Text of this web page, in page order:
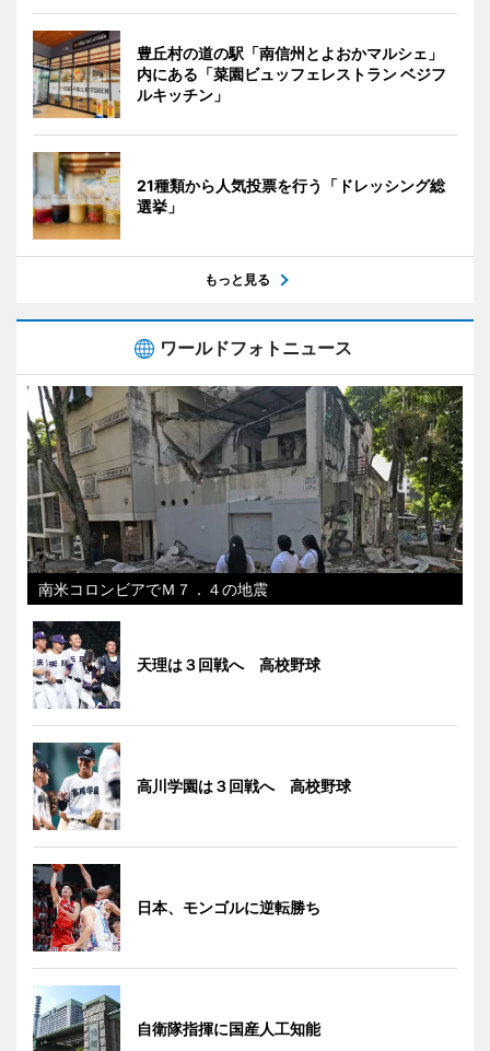
豊丘村の道の駅「南信州とよおかマルシェ」
内にある「菜園ビュッフェレストラン ベジフ
ルキッチン」
21種類から人気投票を行う「ドレッシング総
選挙」
もっと見る
ワールドフォトニュース
南米コロンビアでＭ７．４の地震
天理は３回戦へ 高校野球
高川学園は３回戦へ 高校野球
日本、モンゴルに逆転勝ち
自衛隊指揮に国産人工知能